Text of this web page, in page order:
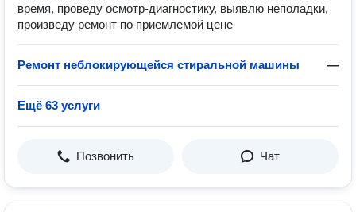
время, проведу осмотр-диагностику, выявлю неполадки,
произведу ремонт по приемлемой цене
Ремонт неблокирующейся стиральной машины —
Ещё 63 услуги
Позвонить Чат